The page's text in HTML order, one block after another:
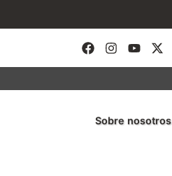
Sobre nosotros